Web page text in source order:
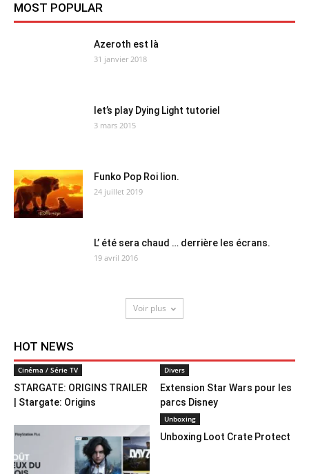
MOST POPULAR
Azeroth est là
31 janvier 2018
let’s play Dying Light tutoriel
3 mars 2015
Funko Pop Roi lion.
24 juillet 2019
L’ été sera chaud … derrière les écrans.
19 avril 2016
Voir plus
HOT NEWS
Cinéma / Série TV
STARGATE: ORIGINS TRAILER
| Stargate: Origins
Divers
Extension Star Wars pour les
parcs Disney
Unboxing
Unboxing Loot Crate Protect